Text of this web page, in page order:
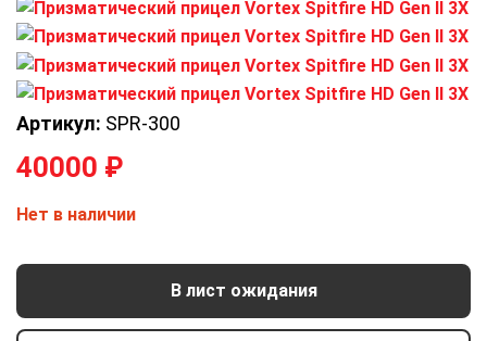
Артикул: SPR-300
40000 ₽
Нет в наличии
В лист ожидания